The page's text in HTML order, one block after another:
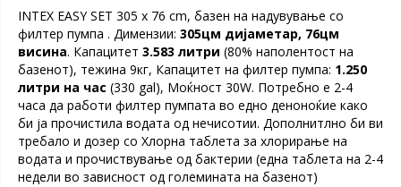
INTEX ЕАSY SET 305 x 76 cm, базен на надувување со
филтер пумпа . Димензии: 305цм дијаметар, 76цм
висина. Капацитет 3.583 литри (80% наполентост на
базенот), тежина 9кг, Капацитет на филтер пумпа: 1.250
литри на час (330 gal), Моќност 30W. Потребно е 2-4
часа да работи филтер пумпата во едно деноноќие како
би ја прочистила водата од нечисотии. Дополнитлно би ви
требало и дозер со Хлорна таблета за хлорирање на
водата и прочиствување од бактерии (една таблета на 2-4
недели во зависност од големината на базенот)